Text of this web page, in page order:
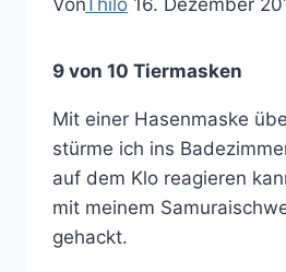
9 von 10 Tiermasken
Mit einer Hasenmaske
stürme ich ins
auf dem Klo reagieren
mit meinem
gehackt.